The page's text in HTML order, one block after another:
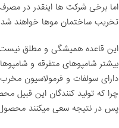
اما برخی شرکت ها اینقدر در
تخریب ساختمان موها خواهند
این قاعده همیشگی و مطلق نیست
بیشتر شامپوهای متفرقه و
دارای سولفات و فرمولاسیون
چرا که تولید کنندگان این قبیل
پس در نتیجه سعی میکنند محصول